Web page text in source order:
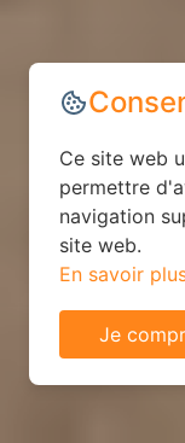
Ce site web
permettre
navigation
site web.
En savoir
Je